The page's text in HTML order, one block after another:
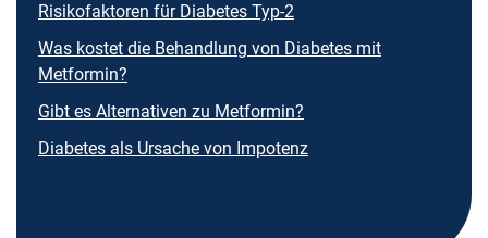
Risikofaktoren für Diabetes Typ-2
Was kostet die Behandlung von Diabetes mit
Metformin?
Gibt es Alternativen zu Metformin?
Diabetes als Ursache von Impotenz